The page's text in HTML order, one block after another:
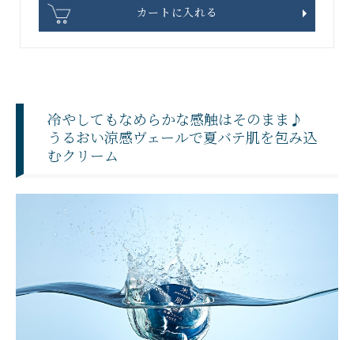
カートに入れる
冷やしてもなめらかな感触はそのまま♪
うるおい涼感ヴェールで夏バテ肌を包み込
むクリーム